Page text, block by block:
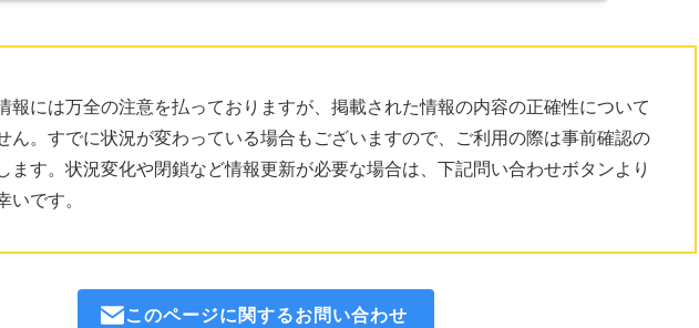
報には万全の注意を払っておりますが、掲載された情報の内容の正確性について
ん。すでに状況が変わっている場合もございますので、ご利用の際は事前確認の
ます。状況変化や閉鎖など情報更新が必要な場合は、下記問い合わせボタンより
いです。
このページに関するお問い合わせ